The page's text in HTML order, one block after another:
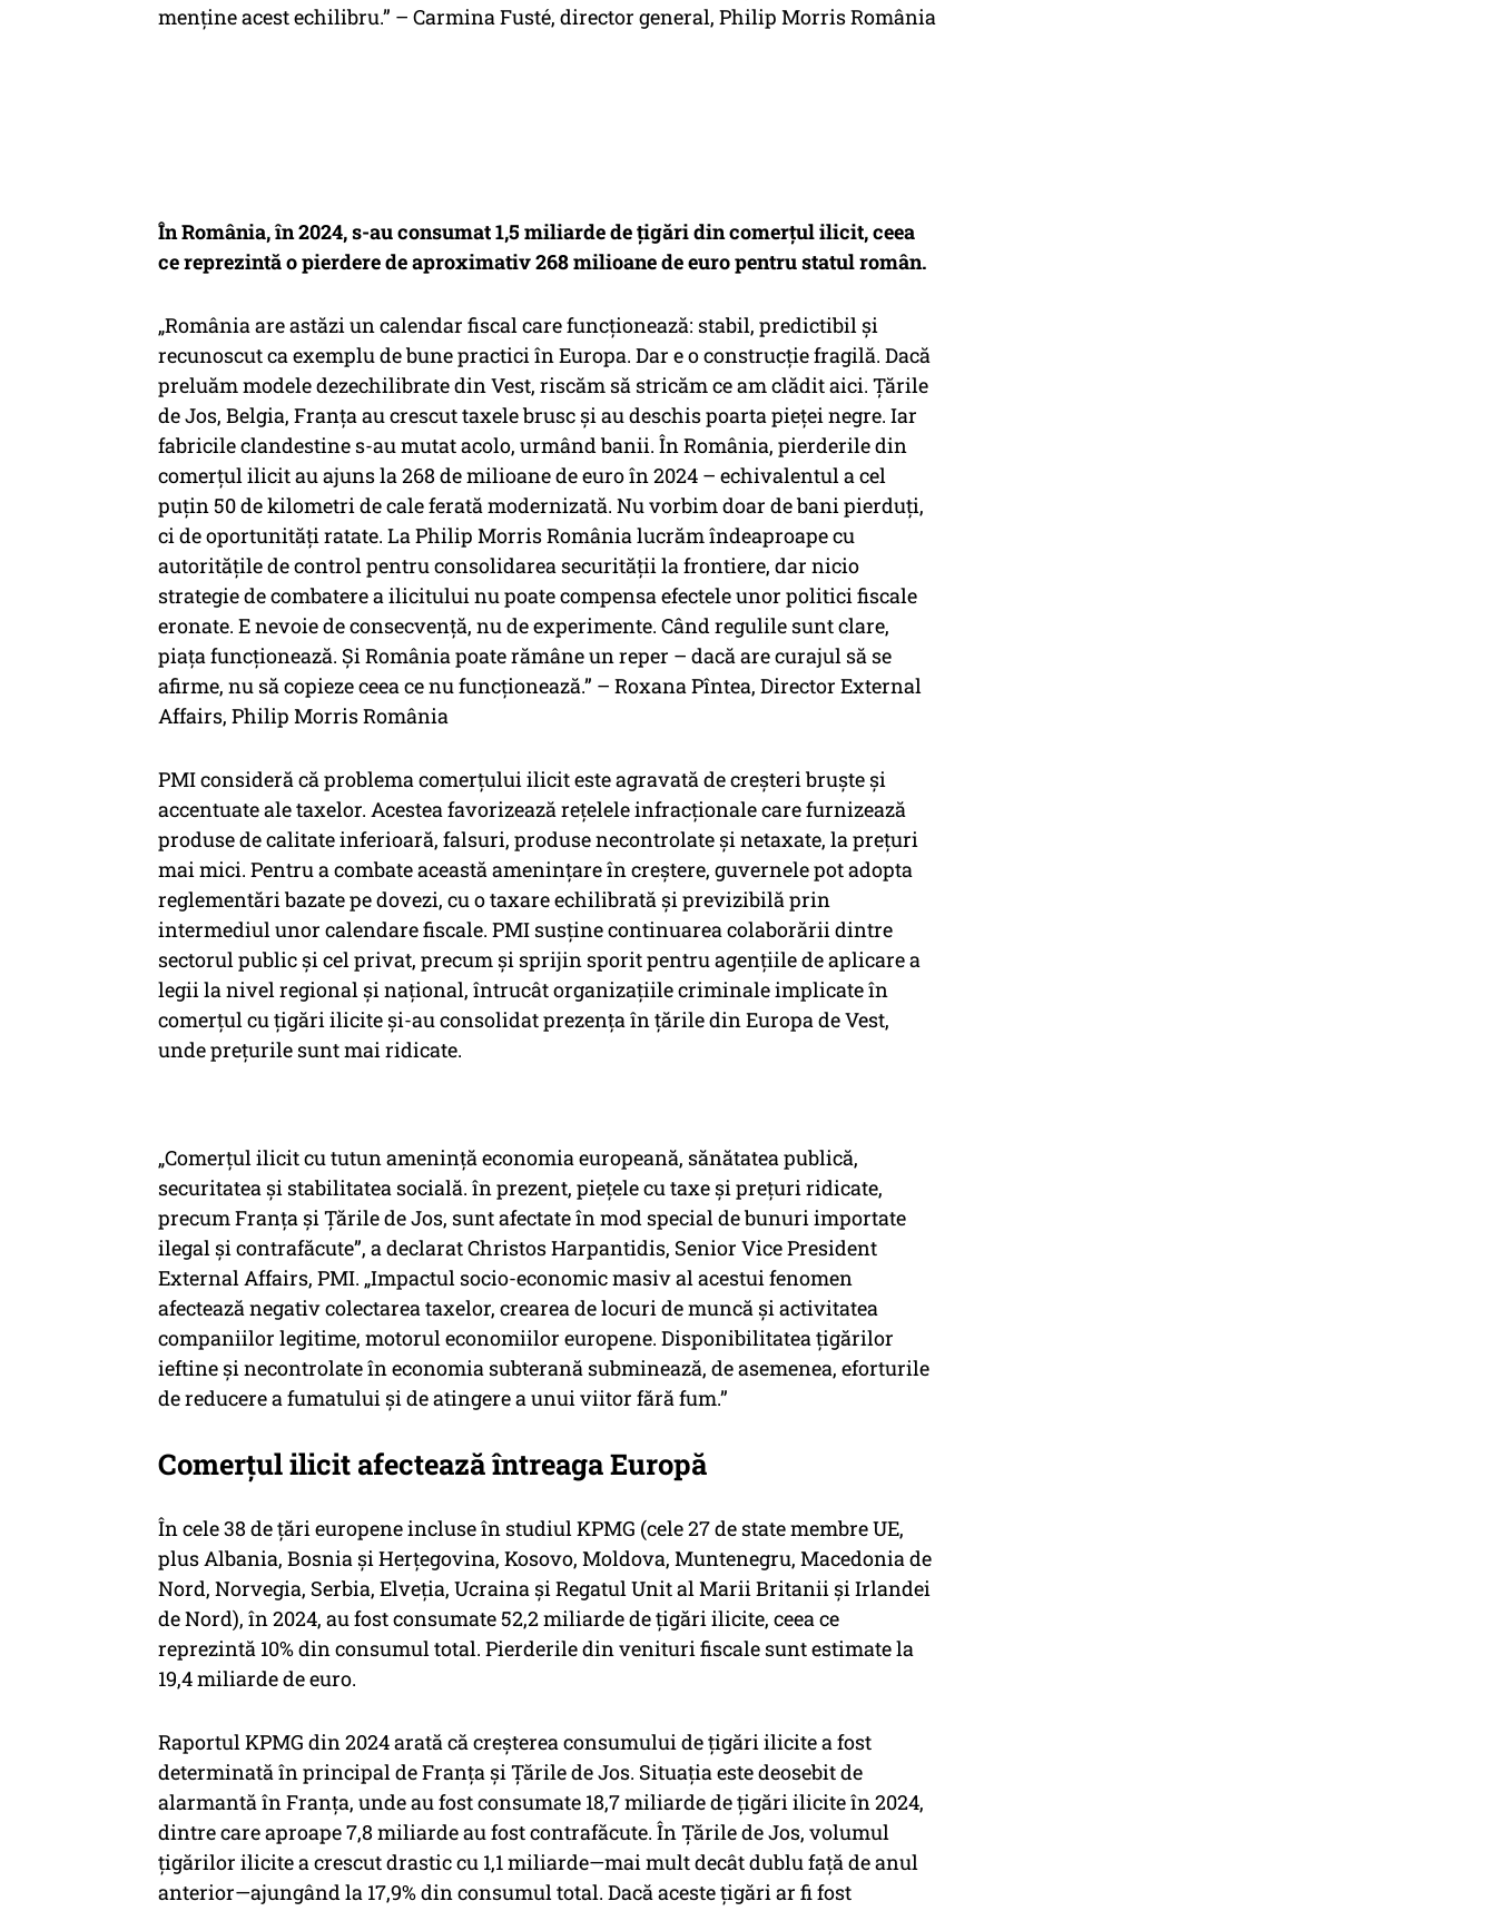
menține acest echilibru.” – Carmina Fusté, director general, Philip Morris România
În România, în 2024, s-au consumat 1,5 miliarde de țigări din comerțul ilicit, ceea
ce reprezintă o pierdere de aproximativ 268 milioane de euro pentru statul român.
„România are astăzi un calendar fiscal care funcționează: stabil, predictibil și
recunoscut ca exemplu de bune practici în Europa. Dar e o construcție fragilă. Dacă
preluăm modele dezechilibrate din Vest, riscăm să stricăm ce am clădit aici. Țările
de Jos, Belgia, Franța au crescut taxele brusc și au deschis poarta pieței negre. Iar
fabricile clandestine s-au mutat acolo, urmând banii. În România, pierderile din
comerțul ilicit au ajuns la 268 de milioane de euro în 2024 – echivalentul a cel
puțin 50 de kilometri de cale ferată modernizată. Nu vorbim doar de bani pierduți,
ci de oportunități ratate. La Philip Morris România lucrăm îndeaproape cu
autoritățile de control pentru consolidarea securității la frontiere, dar nicio
strategie de combatere a ilicitului nu poate compensa efectele unor politici fiscale
eronate. E nevoie de consecvență, nu de experimente. Când regulile sunt clare,
piața funcționează. Și România poate rămâne un reper – dacă are curajul să se
afirme, nu să copieze ceea ce nu funcționează.” – Roxana Pîntea, Director External
Affairs, Philip Morris România
PMI consideră că problema comerțului ilicit este agravată de creșteri bruște și
accentuate ale taxelor. Acestea favorizează rețelele infracționale care furnizează
produse de calitate inferioară, falsuri, produse necontrolate și netaxate, la prețuri
mai mici. Pentru a combate această amenințare în creștere, guvernele pot adopta
reglementări bazate pe dovezi, cu o taxare echilibrată și previzibilă prin
intermediul unor calendare fiscale. PMI susține continuarea colaborării dintre
sectorul public și cel privat, precum și sprijin sporit pentru agențiile de aplicare a
legii la nivel regional și național, întrucât organizațiile criminale implicate în
comerțul cu țigări ilicite și-au consolidat prezența în țările din Europa de Vest,
unde prețurile sunt mai ridicate.
„Comerțul ilicit cu tutun amenință economia europeană, sănătatea publică,
securitatea și stabilitatea socială. în prezent, piețele cu taxe și prețuri ridicate,
precum Franța și Țările de Jos, sunt afectate în mod special de bunuri importate
ilegal și contrafăcute”, a declarat Christos Harpantidis, Senior Vice President
External Affairs, PMI. „Impactul socio-economic masiv al acestui fenomen
afectează negativ colectarea taxelor, crearea de locuri de muncă și activitatea
companiilor legitime, motorul economiilor europene. Disponibilitatea țigărilor
ieftine și necontrolate în economia subterană subminează, de asemenea, eforturile
de reducere a fumatului și de atingere a unui viitor fără fum.”
Comerțul ilicit afectează întreaga Europă
În cele 38 de țări europene incluse în studiul KPMG (cele 27 de state membre UE,
plus Albania, Bosnia și Herțegovina, Kosovo, Moldova, Muntenegru, Macedonia de
Nord, Norvegia, Serbia, Elveția, Ucraina și Regatul Unit al Marii Britanii și Irlandei
de Nord), în 2024, au fost consumate 52,2 miliarde de țigări ilicite, ceea ce
reprezintă 10% din consumul total. Pierderile din venituri fiscale sunt estimate la
19,4 miliarde de euro.
Raportul KPMG din 2024 arată că creșterea consumului de țigări ilicite a fost
determinată în principal de Franța și Țările de Jos. Situația este deosebit de
alarmantă în Franța, unde au fost consumate 18,7 miliarde de țigări ilicite în 2024,
dintre care aproape 7,8 miliarde au fost contrafăcute. În Țările de Jos, volumul
țigărilor ilicite a crescut drastic cu 1,1 miliarde—mai mult decât dublu față de anul
anterior—ajungând la 17,9% din consumul total. Dacă aceste țigări ar fi fost